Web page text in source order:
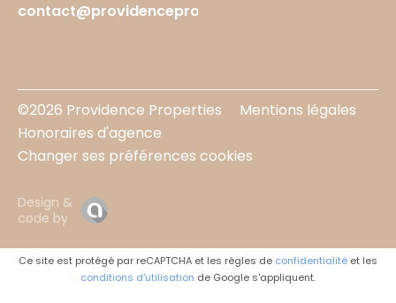
contact@providenceproperties.fr
©2026 Providence Properties
Mentions légales
Honoraires d'agence
Changer ses préférences cookies
Design &
code by
Ce site est protégé par reCAPTCHA et les règles de confidentialité et les
conditions d'utilisation de Google s'appliquent.